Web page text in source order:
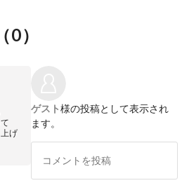
0）
げ
ゲスト様の投稿として表示され
ます。